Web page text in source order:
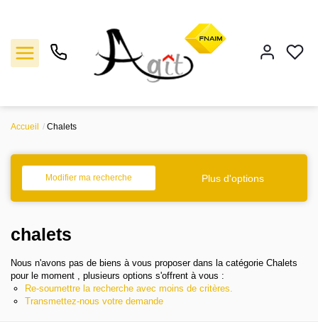
Location
Notre agence
Estimation
Accueil Chalets
Modifier ma recherche Plus d'options
chalets
Nous n'avons pas de biens à vous proposer dans la catégorie Chalets
pour le moment , plusieurs options s'offrent à vous :
Re-soumettre la recherche avec moins de critères.
Transmettez-nous votre demande